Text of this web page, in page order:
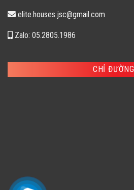
elite.houses.jsc@gmail.com
Zalo: 05.2805.1986
CHỈ ĐƯỜNG